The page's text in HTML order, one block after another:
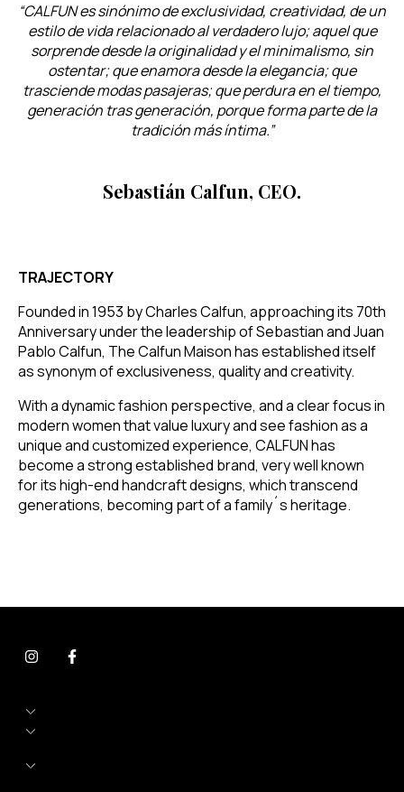
“CALFUN es sinónimo de exclusividad, creatividad, de un
estilo de vida relacionado al verdadero lujo; aquel que
sorprende desde la originalidad y el minimalismo, sin
ostentar; que enamora desde la elegancia; que
trasciende modas pasajeras; que perdura en el tiempo,
generación tras generación, porque forma parte de la
tradición más íntima.”
Sebastián Calfun, CEO.
TRAJECTORY
Founded in 1953 by Charles Calfun, approaching its 70th
Anniversary under the leadership of Sebastian and Juan
Pablo Calfun, The Calfun Maison has established itself
as synonym of exclusiveness, quality and creativity.
With a dynamic fashion perspective, and a clear focus in
modern women that value luxury and see fashion as a
unique and customized experience, CALFUN has
become a strong established brand, very well known
for its high-end handcraft designs, which transcend
generations, becoming part of a family´s heritage.